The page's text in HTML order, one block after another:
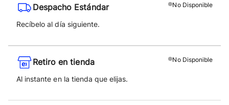
No Disponible
Despacho Estándar
Recíbelo al día siguiente.
No Disponible
Retiro en tienda
Al instante en la tienda que elijas.